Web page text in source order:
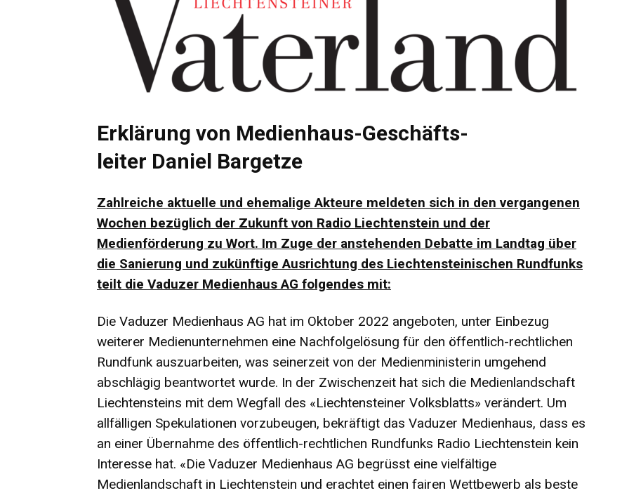
Erklärung von Medienhaus-Geschäfts-
leiter Daniel Bargetze
Zahlreiche aktuelle und ehemalige Akteure meldeten sich in den vergangenen
Wochen bezüglich der Zukunft von Radio Liechtenstein und der
Medienförderung zu Wort. Im Zuge der anstehenden Debatte im Landtag über
die Sanierung und zukünftige Ausrichtung des Liechtensteinischen Rundfunks
teilt die Vaduzer Medienhaus AG folgendes mit:
Die Vaduzer Medienhaus AG hat im Oktober 2022 angeboten, unter Einbezug
weiterer Medienunternehmen eine Nachfolgelösung für den öffentlich-rechtlichen
Rundfunk auszuarbeiten, was seinerzeit von der Medienministerin umgehend
abschlägig beantwortet wurde. In der Zwischenzeit hat sich die Medienlandschaft
Liechtensteins mit dem Wegfall des «Liechtensteiner Volksblatts» verändert. Um
allfälligen Spekulationen vorzubeugen, bekräftigt das Vaduzer Medienhaus, dass es
an einer Übernahme des öffentlich-rechtlichen Rundfunks Radio Liechtenstein kein
Interesse hat. «Die Vaduzer Medienhaus AG begrüsst eine vielfältige
Medienlandschaft in Liechtenstein und erachtet einen fairen Wettbewerb als beste